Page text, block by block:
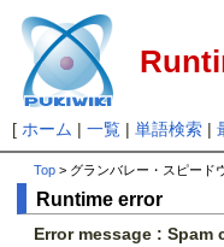
[ ホーム | 一覧| 単語検索|
Top > グランバレー・スピード
Runtime error
Error message :